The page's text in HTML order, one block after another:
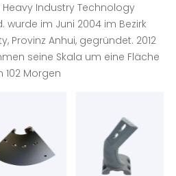
Industry Technology
wurde im Juni 2004 im Bezirk
Provinz Anhui, gegründet. 2012
seine Skala um eine Fläche
102 Morgen